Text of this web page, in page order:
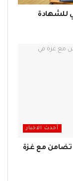
للشهادة
أحدث الاخبار
ألف شهيد.. تضامن مع غزة